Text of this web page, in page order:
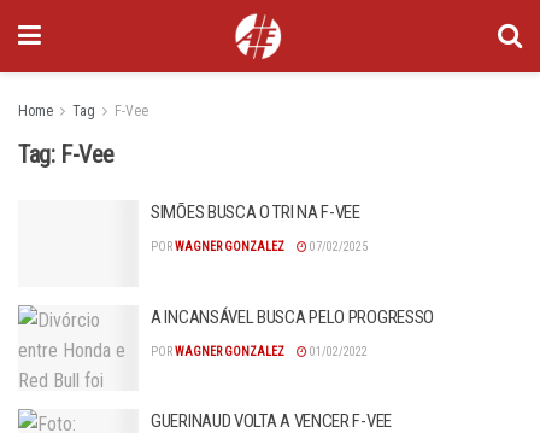
Home Tag F-Vee
Tag: F-Vee
SIMÕES BUSCA O TRI NA F-VEE
PORWAGNER GONZALEZ 07/02/2025
A INCANSÁVEL BUSCA PELO PROGRESSO
PORWAGNER GONZALEZ 01/02/2022
GUERINAUD VOLTA A VENCER F-VEE